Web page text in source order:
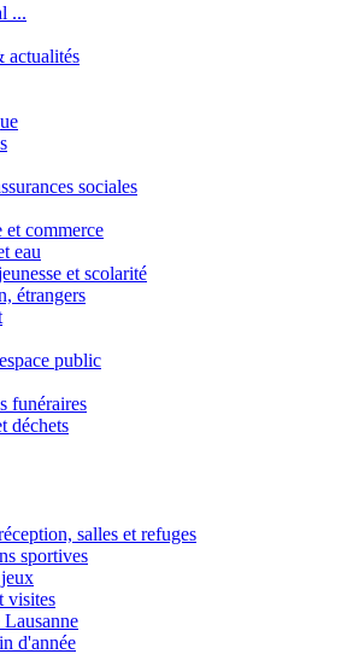
...
actualités
sociales
et commerce
eau
et scolarité
étrangers
public
funéraires
déchets
salles et refuges
sportives
visites
d'année